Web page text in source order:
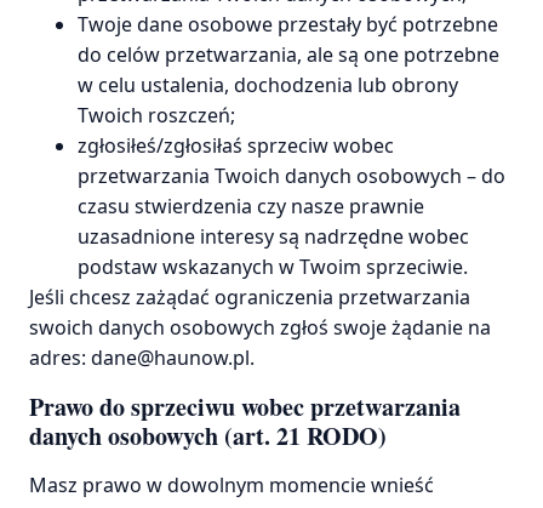
Twoje dane osobowe przestały być potrzebne
do celów przetwarzania, ale są one potrzebne
w celu ustalenia, dochodzenia lub obrony
Twoich roszczeń;
zgłosiłeś/zgłosiłaś sprzeciw wobec
przetwarzania Twoich danych osobowych – do
czasu stwierdzenia czy nasze prawnie
uzasadnione interesy są nadrzędne wobec
podstaw wskazanych w Twoim sprzeciwie.
Jeśli chcesz zażądać ograniczenia przetwarzania
swoich danych osobowych zgłoś swoje żądanie na
adres: dane@haunow.pl.
Prawo do sprzeciwu wobec przetwarzania
danych osobowych (art. 21 RODO)
Masz prawo w dowolnym momencie wnieść